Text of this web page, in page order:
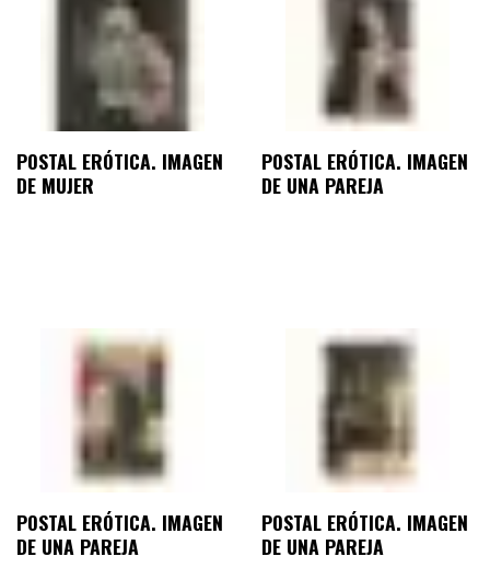
POSTAL ERÓTICA. IMAGEN
DE MUJER
POSTAL ERÓTICA. IMAGEN
DE UNA PAREJA
POSTAL ERÓTICA. IMAGEN
DE UNA PAREJA
POSTAL ERÓTICA. IMAGEN
DE UNA PAREJA